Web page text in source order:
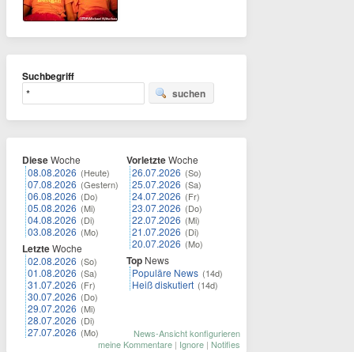
Suchbegriff
suchen
DieseWoche
08.08.2026 (Heute)
07.08.2026 (Gestern)
06.08.2026 (Do)
05.08.2026 (Mi)
04.08.2026 (Di)
03.08.2026 (Mo)
LetzteWoche
02.08.2026 (So)
01.08.2026 (Sa)
31.07.2026 (Fr)
30.07.2026 (Do)
29.07.2026 (Mi)
28.07.2026 (Di)
27.07.2026 (Mo)
VorletzteWoche
26.07.2026 (So)
25.07.2026 (Sa)
24.07.2026 (Fr)
23.07.2026 (Do)
22.07.2026 (Mi)
21.07.2026 (Di)
20.07.2026 (Mo)
Top News
Populäre News (14d)
Heiß diskutiert (14d)
News-Ansicht konfigurieren
meine Kommentare | Ignore | Notifies